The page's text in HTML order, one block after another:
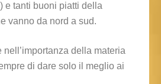
e tanti buoni piatti della
vanno da nord a sud.
nell’importanza della materia
di dare solo il meglio ai